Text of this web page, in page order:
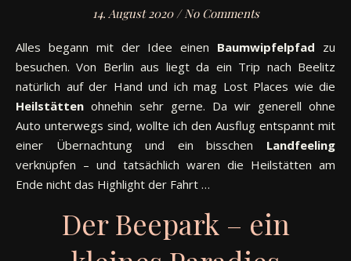
14. August 2020 / No Comments
Alles begann mit der Idee einen Baumwipfelpfad zu
besuchen. Von Berlin aus liegt da ein Trip nach Beelitz
natürlich auf der Hand und ich mag Lost Places wie die
Heilstätten ohnehin sehr gerne. Da wir generell ohne
Auto unterwegs sind, wollte ich den Ausflug entspannt mit
einer Übernachtung und ein bisschen Landfeeling
verknüpfen – und tatsächlich waren die Heilstätten am
Ende nicht das Highlight der Fahrt …
Der Beepark – ein